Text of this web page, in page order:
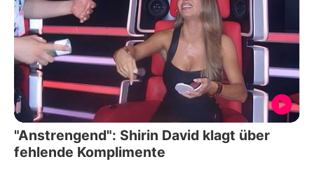
"Anstrengend": Shirin David klagt über
fehlende Komplimente